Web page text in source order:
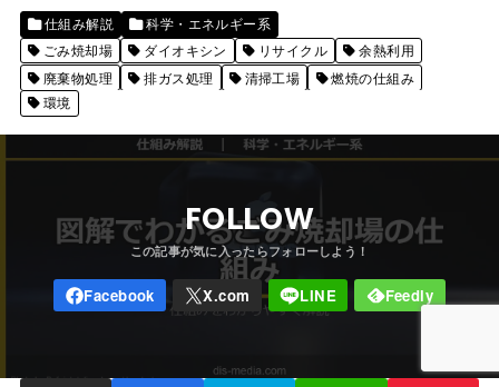
仕組み解説
科学・エネルギー系
ごみ焼却場
ダイオキシン リサイクル
余熱利用
廃棄物処理
排ガス処理 清掃工場
燃焼の仕組み
環境
FOLLOW